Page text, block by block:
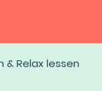
& Relax lessen